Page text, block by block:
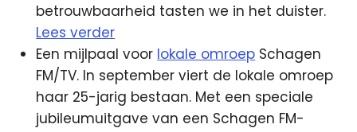
betrouwbaarheid tasten we in het duister.
Lees verder
Een mijlpaal voor lokale omroep Schagen
FM/TV. In september viert de lokale omroep
haar 25-jarig bestaan. Met een speciale
jubileumuitgave van een Schagen FM-